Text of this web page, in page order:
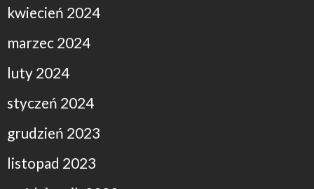
kwiecień 2024
marzec 2024
luty 2024
styczeń 2024
grudzień 2023
listopad 2023